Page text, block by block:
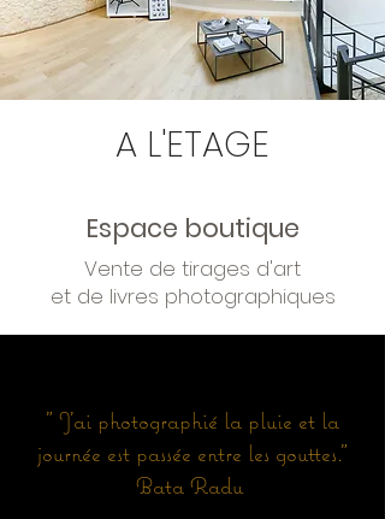
A L'ETAGE
Espace boutique
Vente de tirages d'art
et de livres photographiques
" J'ai photographié la pluie et la
journée est passée entre les gouttes."
Bata Radu